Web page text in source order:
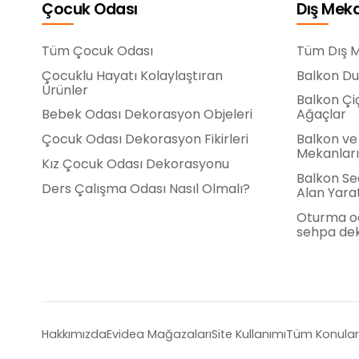
Çocuk Odası
Tüm Çocuk Odası
Çocuklu Hayatı Kolaylaştıran
Ürünler
Bebek Odası Dekorasyon Objeleri
Çocuk Odası Dekorasyon Fikirleri
Kız Çocuk Odası Dekorasyonu
Ders Çalışma Odası Nasıl Olmalı?
Dış
Tüm Dış
Balkon
Balkon
Ağaçlar
Balkon
Balkon
Alan
Oturma
sehpa
HakkımızdaEvidea MağazalarıSite KullanımıTüm Konular